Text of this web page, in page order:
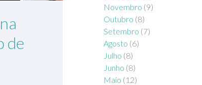
de
Novembro (9)
Outubro (8)
Setembro (7)
Agosto (6)
Julho (8)
Junho (8)
Maio (12)